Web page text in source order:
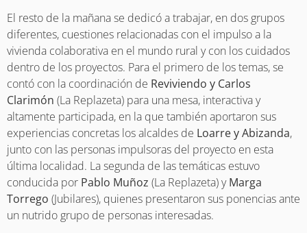
El resto de la mañana se dedicó a trabajar, en dos grupos
diferentes, cuestiones relacionadas con el impulso a la
vivienda colaborativa en el mundo rural y con los cuidados
dentro de los proyectos. Para el primero de los temas, se
contó con la coordinación de Reviviendo y Carlos
Clarimón (La Replazeta) para una mesa, interactiva y
altamente participada, en la que también aportaron sus
experiencias concretas los alcaldes de Loarre y Abizanda,
junto con las personas impulsoras del proyecto en esta
última localidad. La segunda de las temáticas estuvo
conducida por Pablo Muñoz (La Replazeta) yMarga
Torrego (Jubilares), quienes presentaron sus ponencias ante
un nutrido grupo de personas interesadas.